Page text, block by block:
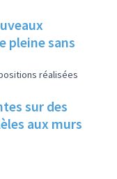
pleine sans
réalisées
sur des
aux murs